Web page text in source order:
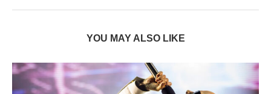
YOU MAY ALSO LIKE